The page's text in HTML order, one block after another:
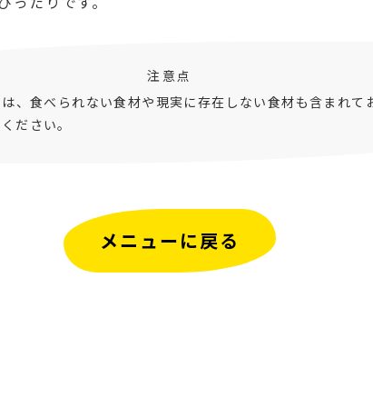
注意点
、食べられない食材や現実に存在しない食材も含まれて
ださい。
メニューに戻る